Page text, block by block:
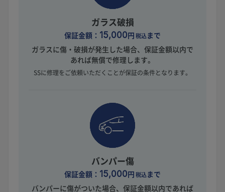
ガラス破損
保証金額： 15,000円税込まで
ガラスに傷・破損が発生した場合、保証金額以内で
あれば無償で修理します。
SSに修理をご依頼いただくことが保証の条件となります。
バンパー傷
保証金額： 15,000円税込まで
バンパーに傷がついた場合、保証金額以内であれば